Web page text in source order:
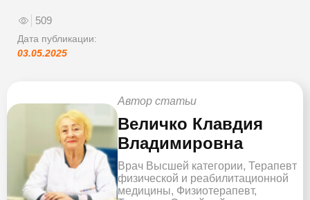
509
Дата публикации:
03.05.2025
Автор статьи
Величко Клавдия
Владимировна
Врач Высшей категории, Терапевт
физической и реабилитационной
медицины, Физиотерапевт,